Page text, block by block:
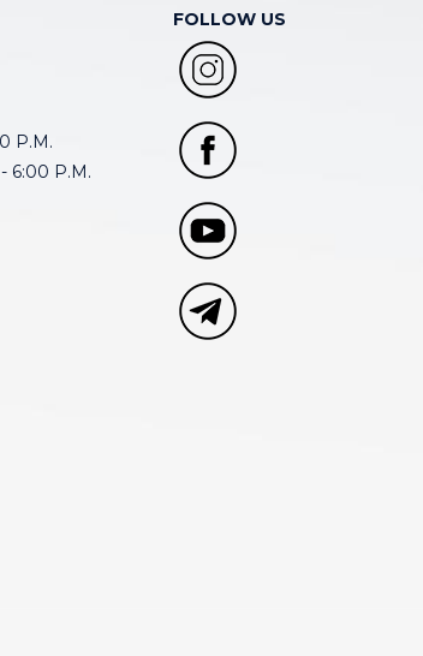
P.M.
6:00 P.M.
FOLLOW US